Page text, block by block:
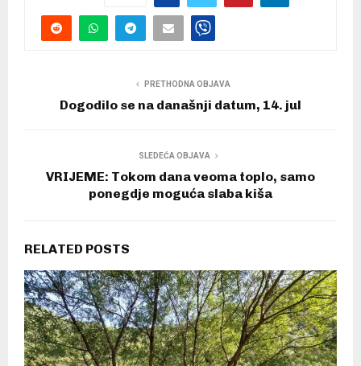
PRETHODNA OBJAVA
Dogodilo se na današnji datum, 14. jul
SLEDEĆA OBJAVA
VRIJEME: Tokom dana veoma toplo, samo
ponegdje moguća slaba kiša
RELATED POSTS